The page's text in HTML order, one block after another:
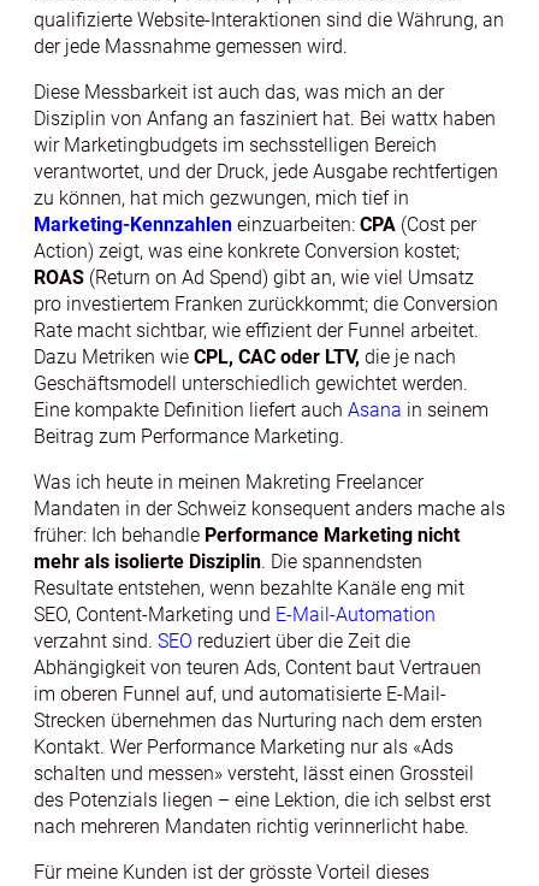
qualifizierte Website-Interaktionen sind die Währung, an
der jede Massnahme gemessen wird.
Diese Messbarkeit ist auch das, was mich an der
Disziplin von Anfang an fasziniert hat. Bei wattx haben
wir Marketingbudgets im sechsstelligen Bereich
verantwortet, und der Druck, jede Ausgabe rechtfertigen
zu können, hat mich gezwungen, mich tief in
Marketing-Kennzahlen einzuarbeiten: CPA (Cost per
Action) zeigt, was eine konkrete Conversion kostet;
ROAS (Return on Ad Spend) gibt an, wie viel Umsatz
pro investiertem Franken zurückkommt; die Conversion
Rate macht sichtbar, wie effizient der Funnel arbeitet.
Dazu Metriken wie CPL, CAC oder LTV, die je nach
Geschäftsmodell unterschiedlich gewichtet werden.
Eine kompakte Definition liefert auch Asana in seinem
Beitrag zum Performance Marketing.
Was ich heute in meinen Makreting Freelancer
Mandaten in der Schweiz konsequent anders mache als
früher: Ich behandle Performance Marketing nicht
mehr als isolierte Disziplin. Die spannendsten
Resultate entstehen, wenn bezahlte Kanäle eng mit
SEO, Content-Marketing und E-Mail-Automation
verzahnt sind. SEO reduziert über die Zeit die
Abhängigkeit von teuren Ads, Content baut Vertrauen
im oberen Funnel auf, und automatisierte E-Mail-
Strecken übernehmen das Nurturing nach dem ersten
Kontakt. Wer Performance Marketing nur als «Ads
schalten und messen» versteht, lässt einen Grossteil
des Potenzials liegen – eine Lektion, die ich selbst erst
nach mehreren Mandaten richtig verinnerlicht habe.
Für meine Kunden ist der grösste Vorteil dieses